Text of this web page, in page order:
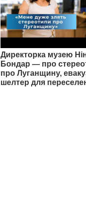
Директорка музею
Бондар — про
про Луганщину,
шелтер для